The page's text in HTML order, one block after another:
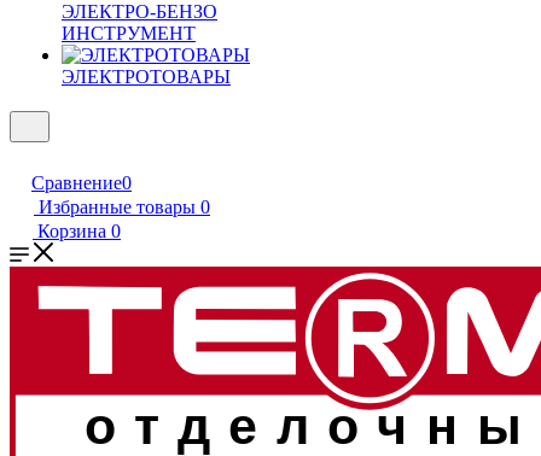
ЭЛЕКТРО-БЕНЗО
ИНСТРУМЕНТ
ЭЛЕКТРОТОВАРЫ
Сравнение0
Избранные товары 0
Корзина 0